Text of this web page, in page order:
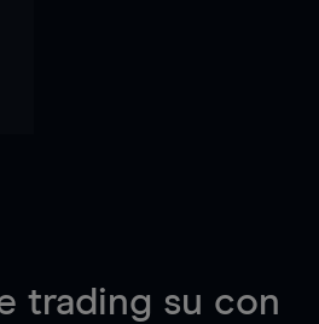
trading su con